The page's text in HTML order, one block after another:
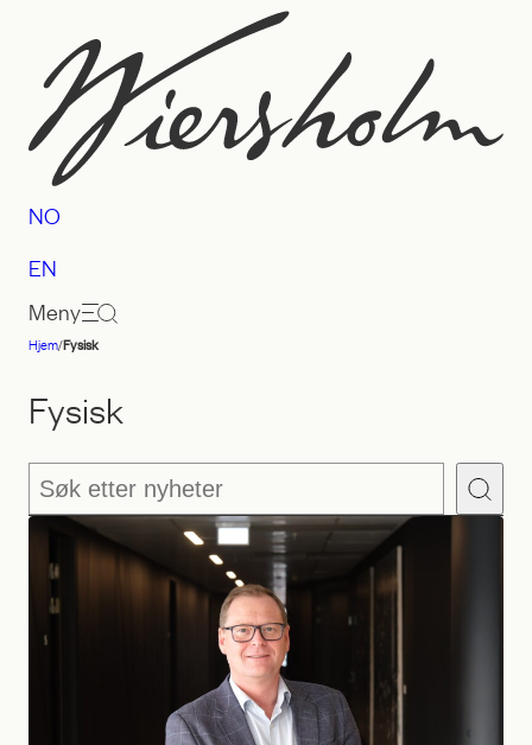
innhold
Advokatfirmaet
Wiersholm
NO
EN
Meny
Hjem/Fysisk
Fysisk
Søk